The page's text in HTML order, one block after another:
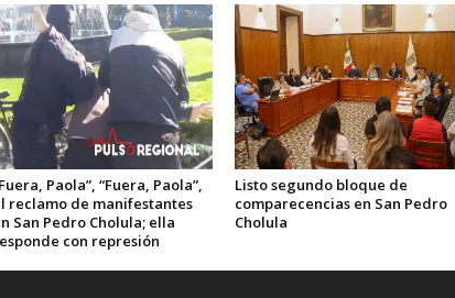
Paola”, “Fuera, Paola”,
reclamo de manifestantes
San Pedro Cholula; ella
con represión
Listo segundo bloque de
comparecencias en San Pedro
Cholula